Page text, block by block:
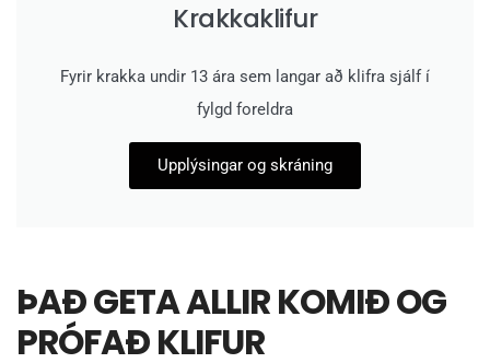
Krakkaklifur
Fyrir krakka undir 13 ára sem langar að klifra sjálf í
fylgd foreldra
Upplýsingar og skráning
ÞAÐ GETA ALLIR KOMIÐ OG
PRÓFAÐ KLIFUR